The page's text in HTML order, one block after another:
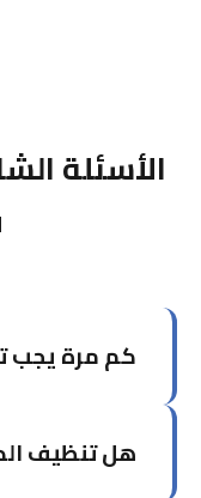
الأسئلة
كم مرة يجب
للاستخدام السكني
هل تنظيف